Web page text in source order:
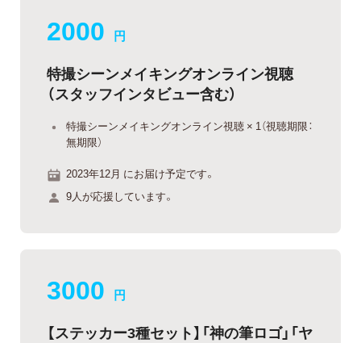
2000 円
特撮シーンメイキングオンライン視聴
（スタッフインタビュー含む）
特撮シーンメイキングオンライン視聴 × 1（視聴期限：
無期限）
2023年12月 にお届け予定です。
9人が応援しています。
3000 円
【ステッカー3種セット】「神の筆ロゴ」「ヤ